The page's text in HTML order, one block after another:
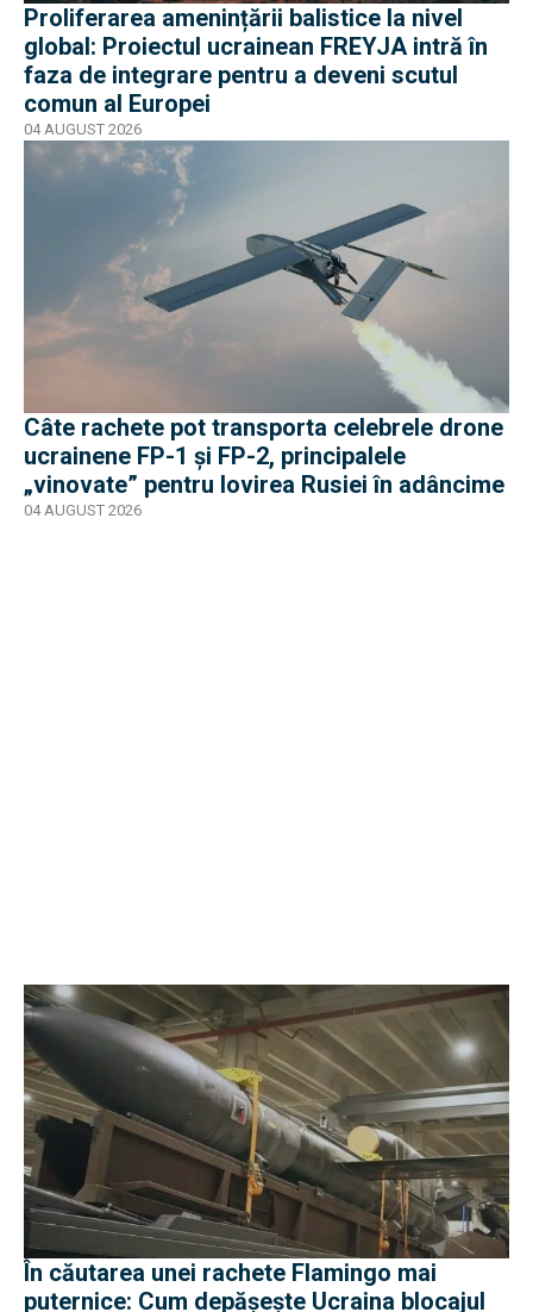
Proliferarea amenințării balistice la nivel
global: Proiectul ucrainean FREYJA intră în
faza de integrare pentru a deveni scutul
comun al Europei
04 AUGUST 2026
Câte rachete pot transporta celebrele drone
ucrainene FP-1 și FP-2, principalele
„vinovate” pentru lovirea Rusiei în adâncime
04 AUGUST 2026
În căutarea unei rachete Flamingo mai
puternice: Cum depășește Ucraina blocajul